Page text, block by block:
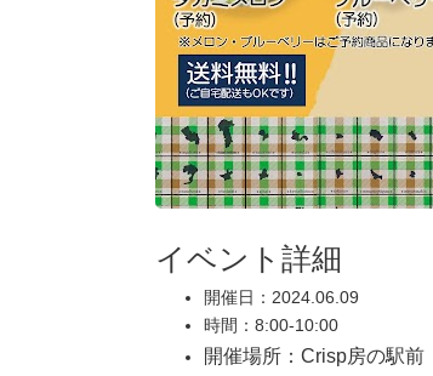
イベント詳細
開催日：2024.06.09
時間：8:00-10:00
開催場所：Crisp房の駅前